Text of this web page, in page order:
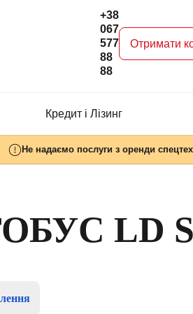
+38
067
577
88
88
Отримати
Кредит і Лізинг
Не надаємо послуги з оренди
LD